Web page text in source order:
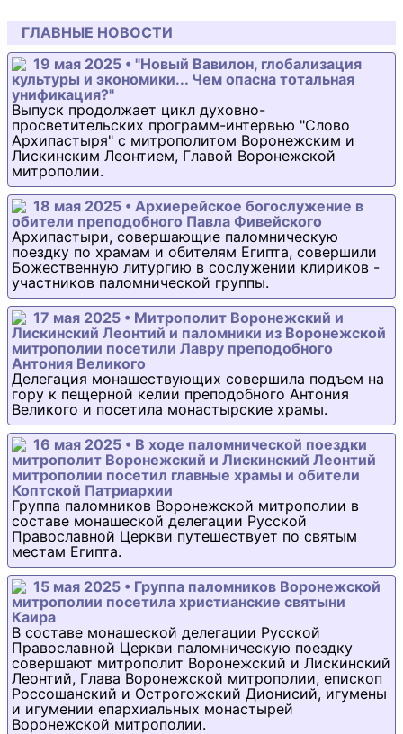
ГЛАВНЫЕ НОВОСТИ
19 мая 2025 • "Новый Вавилон, глобализация
культуры и экономики... Чем опасна тотальная
унификация?"
Выпуск продолжает цикл духовно-
просветительских программ-интервью "Слово
Архипастыря" с митрополитом Воронежским и
Лискинским Леонтием, Главой Воронежской
митрополии.
18 мая 2025 • Архиерейское богослужение в
обители преподобного Павла Фивейского
Архипастыри, совершающие паломническую
поездку по храмам и обителям Египта, совершили
Божественную литургию в сослужении клириков -
участников паломнической группы.
17 мая 2025 • Митрополит Воронежский и
Лискинский Леонтий и паломники из Воронежской
митрополии посетили Лавру преподобного
Антония Великого
Делегация монашествующих совершила подъем на
гору к пещерной келии преподобного Антония
Великого и посетила монастырские храмы.
16 мая 2025 • В ходе паломнической поездки
митрополит Воронежский и Лискинский Леонтий
митрополии посетил главные храмы и обители
Коптской Патриархии
Группа паломников Воронежской митрополии в
составе монашеской делегации Русской
Православной Церкви путешествует по святым
местам Египта.
15 мая 2025 • Группа паломников Воронежской
митрополии посетила христианские святыни
Каира
В составе монашеской делегации Русской
Православной Церкви паломническую поездку
совершают митрополит Воронежский и Лискинский
Леонтий, Глава Воронежской митрополии, епископ
Россошанский и Острогожский Дионисий, игумены
и игумении епархиальных монастырей
Воронежской митрополии.